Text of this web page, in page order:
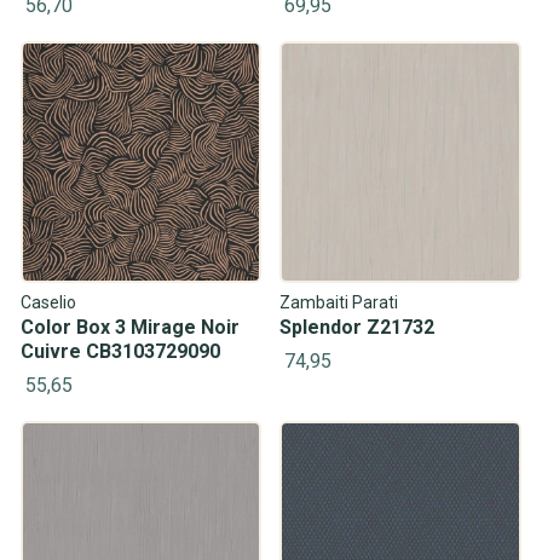
56,70 69,95
Caselio
Color Box 3 Mirage Noir
Cuivre CB3103729090
55,65
Zambaiti Parati
Splendor Z21732
74,95